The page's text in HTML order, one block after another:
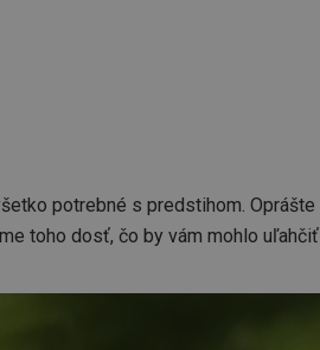
potrebné s predstihom. Oprášte
toho dosť, čo by vám mohlo uľahčiť